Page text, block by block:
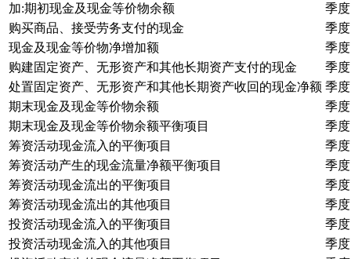
加:期初现金及现金等价物余额
季度
购买商品、接受劳务支付的现金
季度
现金及现金等价物净增加额
季度
购建固定资产、无形资产和其他长期资产支付的现金
季度
处置固定资产、无形资产和其他长期资产收回的现金净额 季度
期末现金及现金等价物余额
季度
期末现金及现金等价物余额平衡项目
季度
筹资活动现金流入的平衡项目
季度
筹资活动产生的现金流量净额平衡项目
季度
筹资活动现金流出的平衡项目
季度
筹资活动现金流出的其他项目
季度
投资活动现金流入的平衡项目
季度
投资活动现金流入的其他项目
季度